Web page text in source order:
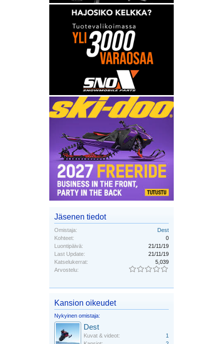
Jäsenen tiedot
Omistaja:
Dest
Kohteet:
0
Luontipäivä:
21/11/19
Last Update:
21/11/19
Katselukerrat:
5,039
Arvostelu:
Kansion oikeudet
Nykyinen omistaja:
Dest
Kuvat & videot:
1